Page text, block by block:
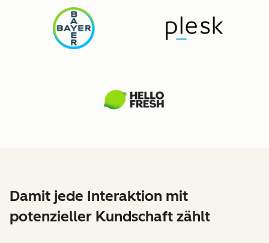
Damit jede Interaktion mit
potenzieller Kundschaft zählt